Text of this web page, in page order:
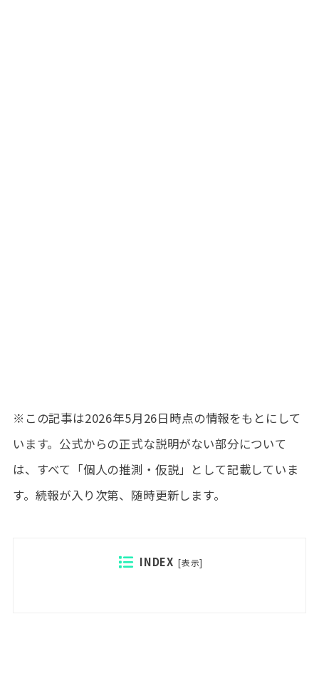
※この記事は2026年5月26日時点の情報をもとにして
います。公式からの正式な説明がない部分について
は、すべて「個人の推測・仮説」として記載していま
す。続報が入り次第、随時更新します。
INDEX [表示]